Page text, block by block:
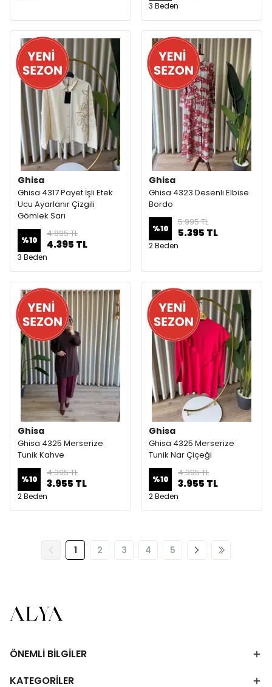
3 Beden
Ghisa
Ghisa 4317 Payet İşli Etek
Ucu Ayarlanır Çizgili
Gömlek Sarı
%10
4.895 TL
4.395 TL
3 Beden
Ghisa
Ghisa 4323 Desenli Elbise
Bordo
%10
5.995 TL
5.395 TL
2 Beden
Ghisa
Ghisa 4325 Merserize
Tunik Kahve
%10
4.395 TL
3.955 TL
2 Beden
Ghisa
Ghisa 4325 Merserize
Tunik Nar Çiçeği
%10
4.395 TL
3.955 TL
2 Beden
1 2 3 4 5
ÖNEMLİ BİLGİLER
KATEGORİLER